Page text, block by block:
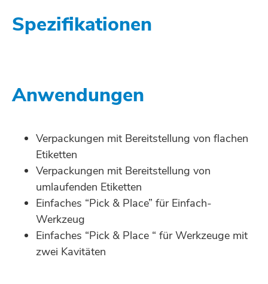
Spezifikationen
Anwendungen
Verpackungen mit Bereitstellung von flachen
Etiketten
Verpackungen mit Bereitstellung von
umlaufenden Etiketten
Einfaches “Pick & Place” für Einfach-
Werkzeug
Einfaches “Pick & Place “ für Werkzeuge mit
zwei Kavitäten